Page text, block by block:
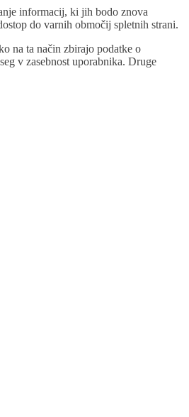
informacij, ki jih bodo znova
do varnih območij spletnih strani.
na ta način zbirajo podatke o
v zasebnost uporabnika. Druge